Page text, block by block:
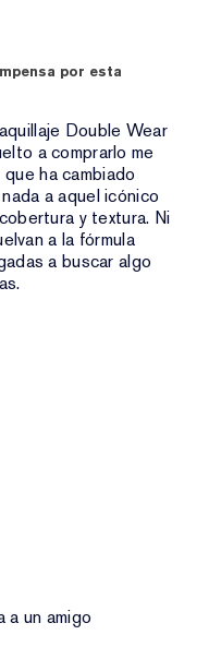
por esta
Double Wear
a comprarlo me
ha cambiado
a aquel icónico
y textura. Ni
a la fórmula
a buscar algo
a un amigo